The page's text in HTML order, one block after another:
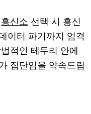
흥신소 선택 시 흥신
이터 파기까지 엄격
적인 테두리 안에
집단임을 약속드립